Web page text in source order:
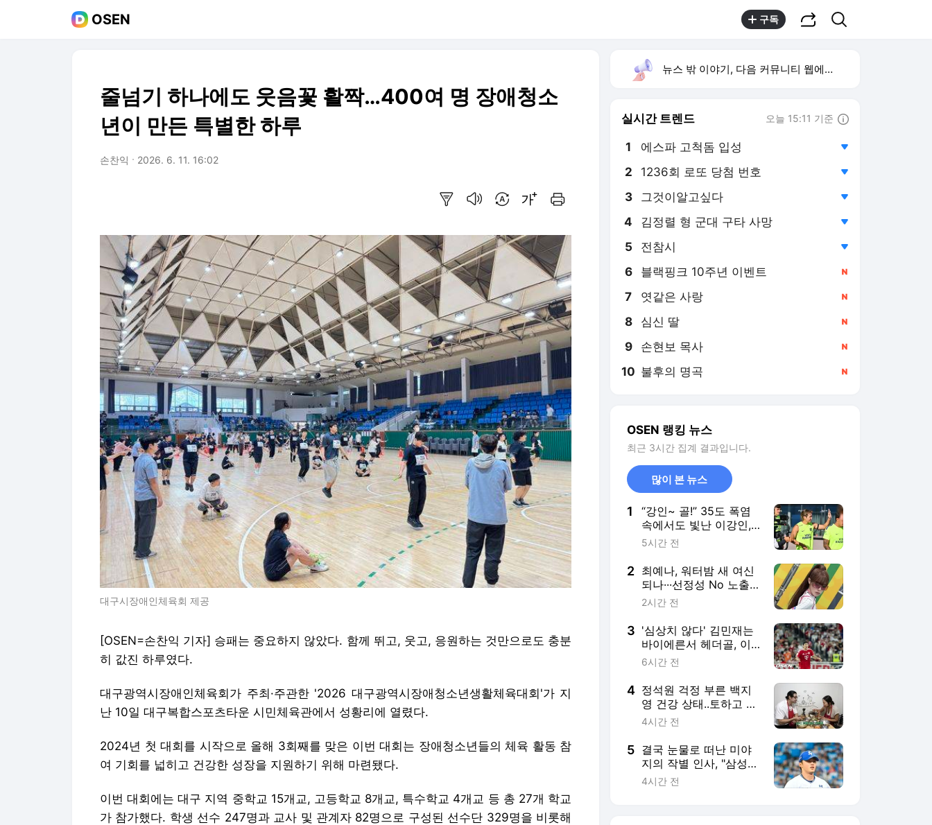
OSEN 구독
줄넘기 하나에도 웃음꽃 활짝…400여 명 장애청소
년이 만든 특별한 하루
손찬익 2026. 6. 11. 16:02
대구시장애인체육회 제공
[OSEN=손찬익 기자] 승패는 중요하지 않았다. 함께 뛰고, 웃고, 응원하는 것만으로도 충분
히 값진 하루였다.
대구광역시장애인체육회가 주최·주관한 '2026 대구광역시장애청소년생활체육대회'가 지
난 10일 대구복합스포츠타운 시민체육관에서 성황리에 열렸다.
2024년 첫 대회를 시작으로 올해 3회째를 맞은 이번 대회는 장애청소년들의 체육 활동 참
여 기회를 넓히고 건강한 성장을 지원하기 위해 마련됐다.
이번 대회에는 대구 지역 중학교 15개교, 고등학교 8개교, 특수학교 4개교 등 총 27개 학교
가 참가했다. 학생 선수 247명과 교사 및 관계자 82명으로 구성된 선수단 329명을 비롯해
뉴스 밖 이야기, 다음 커뮤니티 웹에서 보기
실시간 트렌드 오늘 15:11 기준
1 에스파 고척돔 입성
2 1236회 로또 당첨 번호
3 그것이알고싶다
4 김정렬 형 군대 구타 사망
5 전참시
6 블랙핑크 10주년 이벤트
7 엿같은 사랑
8 심신 딸
9 손현보 목사
10 불후의 명곡
OSEN 랭킹 뉴스
최근 3시간 집계 결과입니다.
많이 본 뉴스
1
“강인~ 골!” 35도 폭염
속에서도 빛난 이강인,
아틀레티코 선수들과 완
쎈 현장]
5시간 전
2 최예나, 워터밤 새 여신
되나···선정성 No 노출
No 오로지 콘셉트로 승
2시간 전
3 '심상치 않다' 김민재는
바이에른서 헤더골, 이
한범은 데뷔전 MOM...
두고 '맹활약'
6시간 전
4 정석원 걱정 부른 백지
영 건강 상태..토하고 장
염인데 폭풍 식사 “이러
4시간 전
5 결국 눈물로 떠난 미야
지의 작별 인사, "삼성
우승 꼭 보고 싶다"
4시간 전